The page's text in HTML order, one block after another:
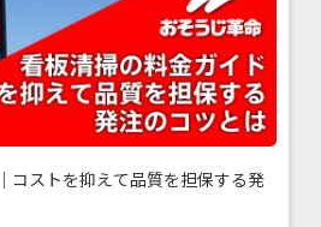
コストを抑えて品質を担保する発